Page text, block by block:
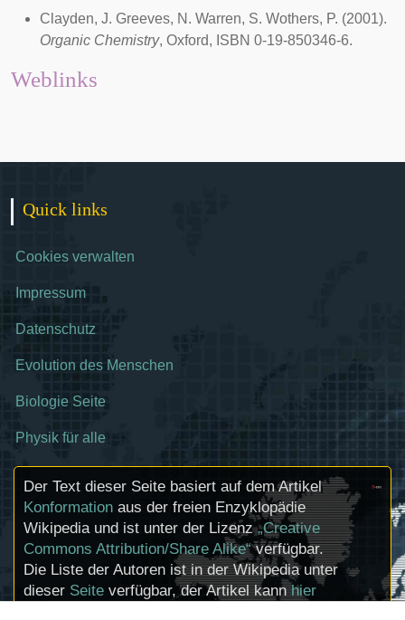
Clayden, J. Greeves, N. Warren, S. Wothers, P. (2001).
Organic Chemistry, Oxford, ISBN 0-19-850346-6.
Weblinks
Quick links
Cookies verwalten
Impressum
Datenschutz
Evolution des Menschen
Biologie Seite
Physik für alle
Der Text dieser Seite basiert auf dem Artikel
Konformation aus der freien Enzyklopädie
Wikipedia und ist unter der Lizenz„Creative
Commons Attribution/Share Alike“verfügbar.
Die Liste der Autoren ist in der Wikipedia unter
dieser Seite verfügbar, der Artikel kannhier